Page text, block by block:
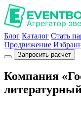
Блог Каталог Стать
Продвижение
Запросить расчет
Компания